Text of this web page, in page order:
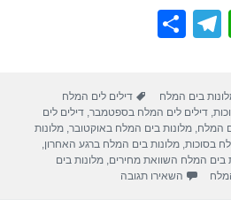
W
s
A
p
T
gr
a
m
e בים המלח תגיות
דילים לים המלח
,דילים לים המלח בספטמבר ,דילים לים
המלח ,מלונות בים המלח באוקטובר ,מלונות
בסוכות ,מלונות בים המלח ברגע האחרון
בים המלח השוואת מחירים ,מלונות בים
השאירו תגובה